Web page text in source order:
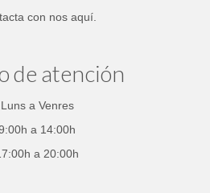
con nos aquí.
de atención
a Venres
a 14:00h
a 20:00h